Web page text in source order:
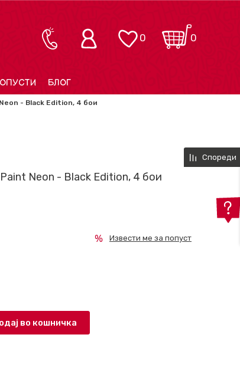
0
0
БЛОГ
- Black Edition, 4 бои
Neon - Black Edition, 4 бои
Извести ме за попуст
во кошничка
Спореди